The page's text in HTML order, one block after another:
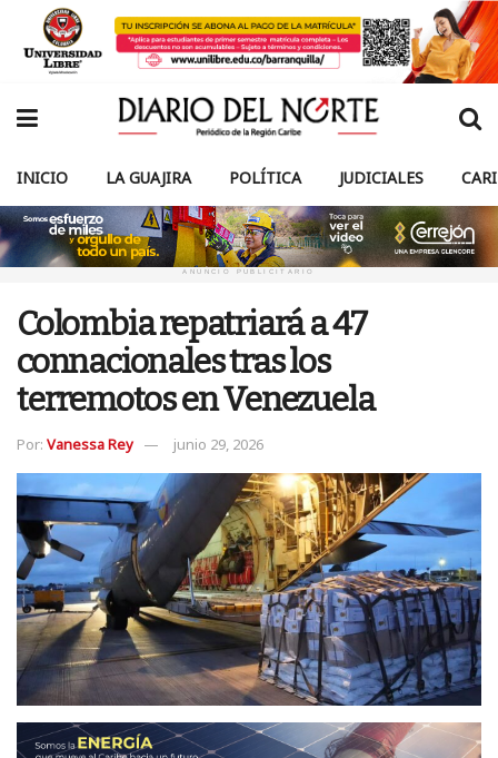
INICIO LA GUAJIRA POLÍTICA JUDICIALES
ANUNCIO PUBLICITARIO
Colombia repatriará a 47
connacionales tras los
terremotos en Venezuela
Por: Vanessa Rey junio 29, 2026